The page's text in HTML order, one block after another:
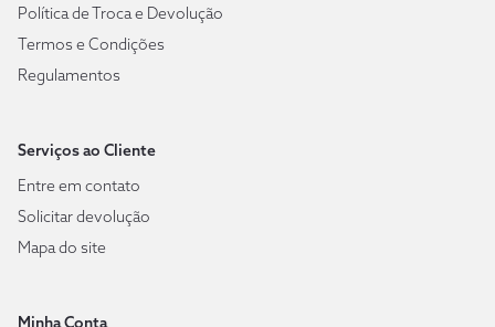
Política de Troca e Devolução
Termos e Condições
Regulamentos
Serviços ao Cliente
Entre em contato
Solicitar devolução
Mapa do site
Minha Conta